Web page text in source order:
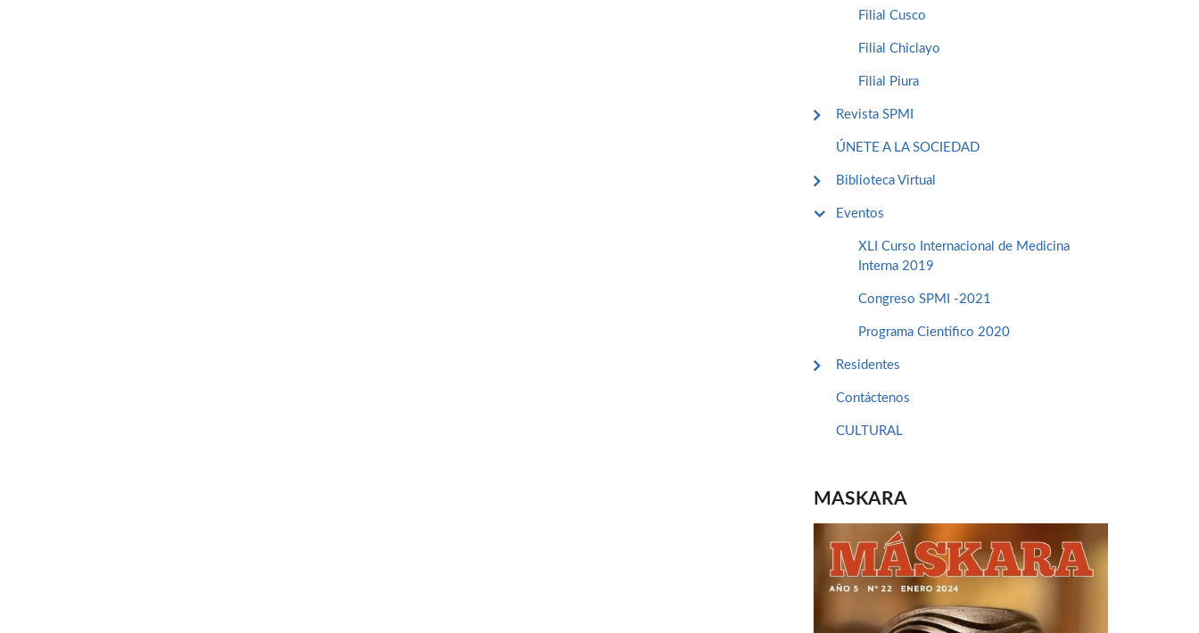
Filial Cusco
Filial Chiclayo
Filial Piura
Revista SPMI
ÚNETE A LA SOCIEDAD
Biblioteca Virtual
Eventos
XLI Curso Internacional de Medicina
Interna 2019
Congreso SPMI -2021
Programa Cientifico 2020
Residentes
Contáctenos
CULTURAL
MASKARA